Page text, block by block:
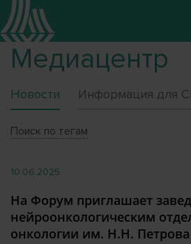
Медиацентр
Новости Информация для
Поиск по тегам
10.06.2025
На Форум приглашает
нейроонкологическим
онкологии им. Н.Н.